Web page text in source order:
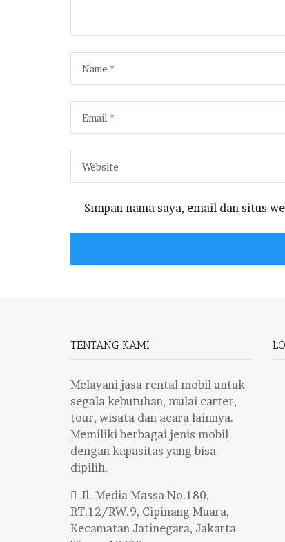
Simpan nama saya, email dan situs
TENTANG KAMI
Melayani jasa rental mobil untuk
segala kebutuhan, mulai carter,
tour, wisata dan acara lainnya.
Memiliki berbagai jenis mobil
dengan kapasitas yang bisa
dipilih.
Jl. Media Massa No.180,
RT.12/RW.9, Cipinang Muara,
Kecamatan Jatinegara, Jakarta